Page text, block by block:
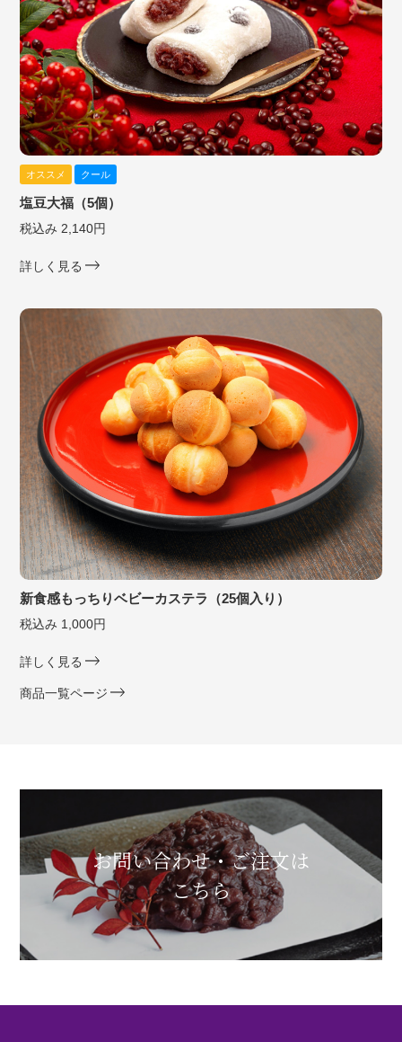
オススメ クール
塩豆大福（5個）
税込み 2,140円
詳しく見る
新食感もっちりベビーカステラ（25個入り）
税込み 1,000円
詳しく見る
商品一覧ページ
お問い合わせ・ご注文は
こちら